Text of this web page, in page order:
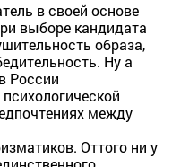
в своей основе
выборе кандидата
образа,
Ну а
России
между
Оттого ни у